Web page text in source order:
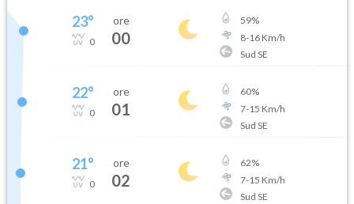
23°
0
ore
00
59%
8-16Km/h
Sud SE
22°
0
ore
01
60%
7-15 Km/h
Sud SE
21°
0
ore
02
62%
7-15 Km/h
Sud SE